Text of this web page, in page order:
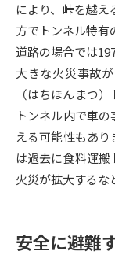
大学で学べる内
新増設大学・学部・学
データサイエンス特集
により、峠を越
方でトンネル特有
道路の場合では
大きな火災事故
（はちほんまつ
トンネル内で車
える可能性もあ
は過去に食料運
火災が拡大するな
安全に避難